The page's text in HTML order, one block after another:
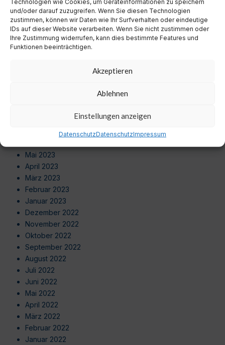
und/oder darauf zuzugreifen. Wenn Sie diesen Technologien
zustimmen, können wir Daten wie Ihr Surfverhalten oder eindeutige
IDs auf dieser Website verarbeiten. Wenn Sie nicht zustimmen oder
Ihre Zustimmung widerrufen, kann dies bestimmte Features und
Funktionen beeinträchtigen.
Akzeptieren
Ablehnen
Einstellungen anzeigen
DatenschutzDatenschutzImpressum
Juni 2024
Mai 2024
April 2024
März 2024
Februar 2024
Mai 2023
April 2023
März 2023
Februar 2023
Januar 2023
Dezember 2022
November 2022
Oktober 2022
September 2022
August 2022
Juli 2022
Juni 2022
Mai 2022
April 2022
März 2022
Februar 2022
Januar 2022